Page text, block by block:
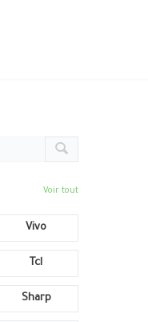
Voir tout
Vivo
Tcl
Sharp